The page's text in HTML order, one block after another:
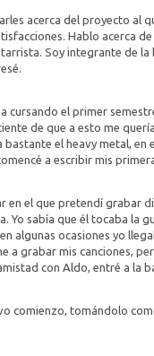
acerca del proyecto al
Hablo acerca
Soy integrante de
cursando el primer
de que a esto me
el heavy metal,
a escribir mis
en el que pretendí grabar
Yo sabía que él tocaba la
algunas ocasiones yo
a grabar mis canciones,
con Aldo, entré a la
comienzo, tomándolo